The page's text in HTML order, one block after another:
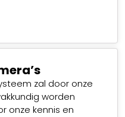
zal door onze
worden
onze kennis en